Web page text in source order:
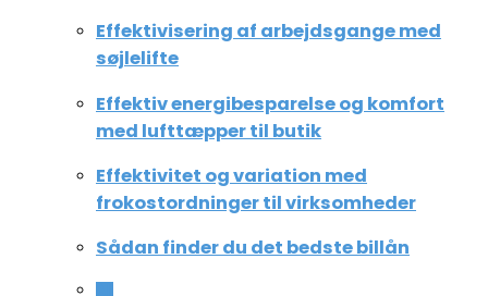
Effektivisering af arbejdsgange med
søjlelifte
Effektiv energibesparelse og komfort
med lufttæpper til butik
Effektivitet og variation med
frokostordninger til virksomheder
Sådan finder du det bedste billån